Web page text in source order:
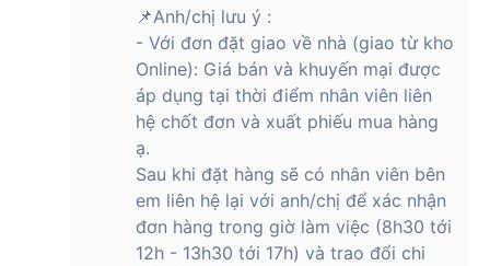
hiển thị sẽ không làm bạn thất vọng.
Màn hình được bảo vệ bằng kính Corning Gorilla Glass 7i
mang lại khả năng bảo vệ tuyệt vời chống trầy xước. Nhờ
màn hình OLED, điện thoại còn có khả năng quét vân tay trên
Hiệu suất và phần mềm
Điện thoại OPPO Reno 12 5G được trang bị chipset MediaTek
Dimensity 7300-Energy kết hợp với GPU Arm Mali-G615,
RAM LPDDR4X 12GB và bộ nhớ trong UFS 3.1 lên đến
📌Anh/chị lưu ý :
- Với đơn đặt giao về nhà (giao từ kho
Online): Giá bán và khuyến mại được
áp dụng tại thời điểm nhân viên liên
hệ chốt đơn và xuất phiếu mua hàng
ạ.
Sau khi đặt hàng sẽ có nhân viên bên
em liên hệ lại với anh/chị để xác nhận
đơn hàng trong giờ làm việc (8h30 tới
12h - 13h30 tới 17h) và trao đổi chi